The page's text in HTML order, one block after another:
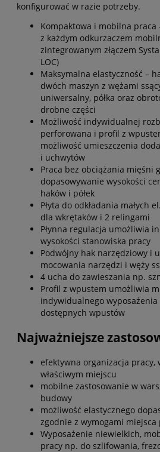
konfigurować w razie potrzeby.
Kompaktowa i mobilna praca
z każdym odkurzaczem
zintegrowanym złączem
LOC)
Maksymalna elastyczność –
dwóch maszyn z wężami
uniwersalny, półka oraz
drobne części
Możliwość indywidualnej
perforowana i profil z
możliwość umieszczenia
i uchwytów
Praca bez obciążania mięśni
dopasowywanie wysokości
haków i półek
Płyta do odkładania małych
dla wkrętaków i 2 relingami
Płynna regulacja umożliwia
wysokości stanowiska pracy
Podwójny hak narzędziowy i
mocowania narzędzi i węży
4 ucha do zawieszania np.
Profil z wpustem umożliwia
indywidualnego wyposażenia
dostępnych wpustów
Najważniejsze
efektywna organizacja pracy,
właściwym miejscu
mobilne zastosowanie w
budowy
możliwość elastycznego
zgodnie z wymogami miejsca
Wyposażenie niewielkich,
pracy np. do szlifowania,